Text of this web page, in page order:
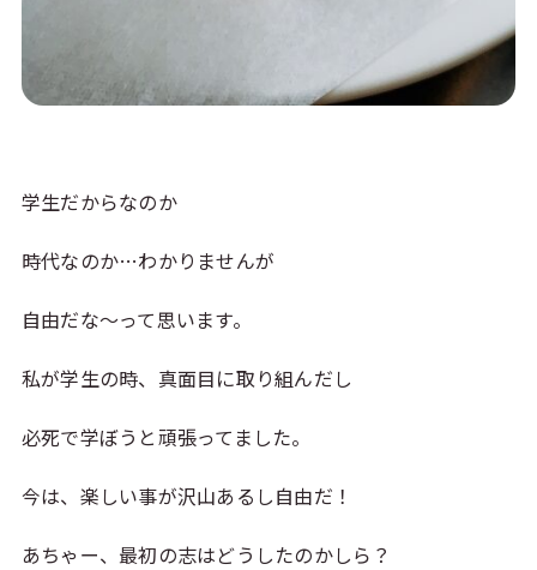
学生だからなのか
時代なのか…わかりませんが
自由だな〜って思います。
私が学生の時、真面目に取り組んだし
必死で学ぼうと頑張ってました。
今は、楽しい事が沢山あるし自由だ！
あちゃー、最初の志はどうしたのかしら？